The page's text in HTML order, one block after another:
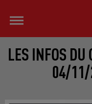
LES INFOS DU
04/11/